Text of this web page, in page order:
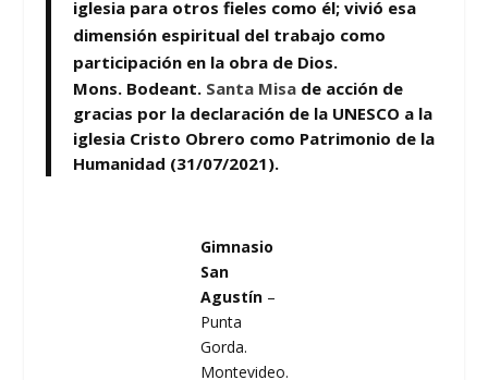
iglesia para otros fieles como él; vivió esa
dimensión espiritual del trabajo como
participación en la obra de Dios.
Mons. Bodeant. Santa Misa de acción de
gracias por la declaración de la UNESCO a la
iglesia Cristo Obrero como Patrimonio de la
Humanidad (31/07/2021).
Gimnasio
San
Agustín –
Punta
Gorda.
Montevideo.